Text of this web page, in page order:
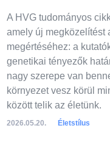
A HVG tudományos
amely új megközelítést
megértéséhez: a
genetikai tényezők
nagy szerepe van
környezet vesz körül
között telik az életünk.
2026.05.20. Életstílus